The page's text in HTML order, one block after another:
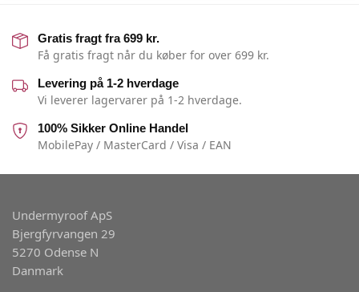
Gratis fragt fra 699 kr.
Få gratis fragt når du køber for over 699 kr.
Levering på 1-2 hverdage
Vi leverer lagervarer på 1-2 hverdage.
100% Sikker Online Handel
MobilePay / MasterCard / Visa / EAN
Undermyroof ApS
Bjergfyrvangen 29
5270 Odense N
Danmark